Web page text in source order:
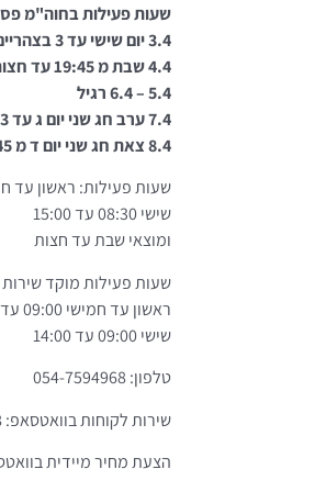
שעות פעילות בחוה"מ
3.4 יום שישי עד 3 בצהריים
4.4 שבת מ 19:45 עד חצות
5.4 – 6.4 רגיל
7.4 ערב חג שני יום ג עד 3 בצהריים
8.4 צאת חג שני יום ד מ 19:45 עד חצות
שעות פעילות: ראשון עד חמישי 09:00
שישי 08:30 עד 15:00
ומוצאי שבת עד חצות
שעות פעילות מוקד
ראשון עד חמישי 09:00 עד 18:00
שישי 09:00 עד 14:00
טלפון: 054-7594968
שירות לקוחות בוואטסאפ: 054-7594968
הצעת מחיר מיידית בוואטסאפ: 054-